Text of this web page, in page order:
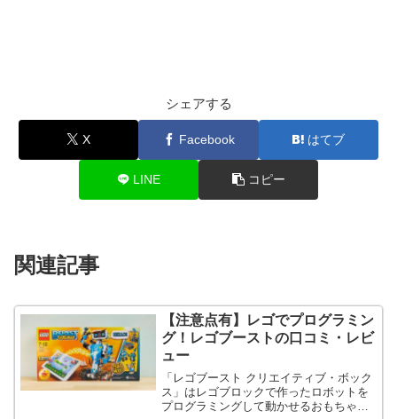
シェアする
X Facebook はてブ
LINE コピー
関連記事
【注意点有】レゴでプログラミン
グ！レゴブーストの口コミ・レビ
ュー
「レゴブースト クリエイティブ・ボック
ス」はレゴブロックで作ったロボットを
プログラミングして動かせるおもちゃで